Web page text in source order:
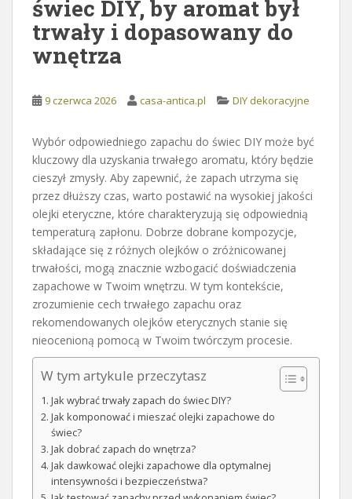
świec DIY, by aromat był
trwały i dopasowany do
wnętrza
9 czerwca 2026 casa-antica.pl DIY dekoracyjne
Wybór odpowiedniego zapachu do świec DIY może być
kluczowy dla uzyskania trwałego aromatu, który będzie
cieszył zmysły. Aby zapewnić, że zapach utrzyma się
przez dłuższy czas, warto postawić na wysokiej jakości
olejki eteryczne, które charakteryzują się odpowiednią
temperaturą zapłonu. Dobrze dobrane kompozycje,
składające się z różnych olejków o zróżnicowanej
trwałości, mogą znacznie wzbogacić doświadczenia
zapachowe w Twoim wnętrzu. W tym kontekście,
zrozumienie cech trwałego zapachu oraz
rekomendowanych olejków eterycznych stanie się
nieocenioną pomocą w Twoim twórczym procesie.
W tym artykule przeczytasz
Jak wybrać trwały zapach do świec DIY?
Jak komponować i mieszać olejki zapachowe do
świec?
Jak dobrać zapach do wnętrza?
Jak dawkować olejki zapachowe dla optymalnej
intensywności i bezpieczeństwa?